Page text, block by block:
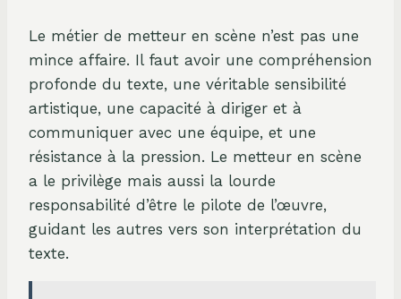
Le métier de metteur en scène n’est pas une
mince affaire. Il faut avoir une compréhension
profonde du texte, une véritable sensibilité
artistique, une capacité à diriger et à
communiquer avec une équipe, et une
résistance à la pression. Le metteur en scène
a le privilège mais aussi la lourde
responsabilité d’être le pilote de l’œuvre,
guidant les autres vers son interprétation du
texte.